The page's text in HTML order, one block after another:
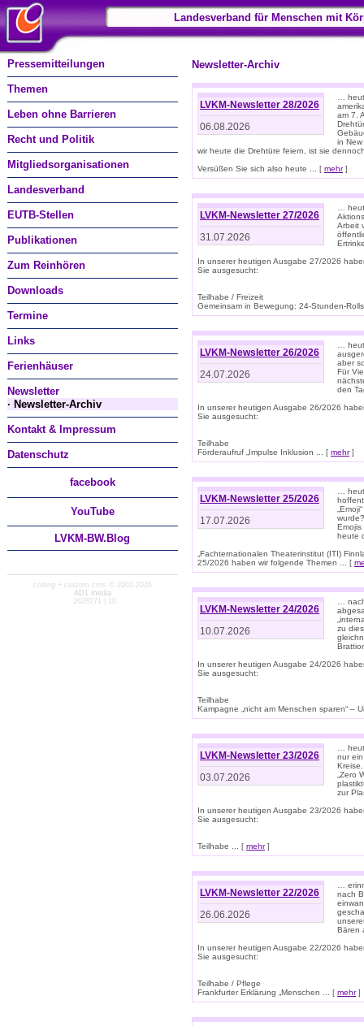
Landesverband für Menschen mit
Pressemitteilungen
Themen
Leben ohne Barrieren
Recht und Politik
Mitgliedsorganisationen
Landesverband
EUTB-Stellen
Publikationen
Zum Reinhören
Downloads
Termine
Links
Ferienhäuser
Newsletter
· Newsletter-Archiv
Kontakt & Impressum
Datenschutz
facebook
YouTube
LVKM-BW.Blog
coding + custom cms © 2002-2026
AD1 media
· 2628271 | 10
Newsletter-Archiv
LVKM-Newsletter 28/2026
06.08.2026
…
am 7.
in
wir heute die Drehtüre feiern, ist sie
Versüßen Sie sich also heute ... [ mehr]
LVKM-Newsletter 27/2026
31.07.2026
…
Arbeit
In unserer heutigen Ausgabe 27/2026
Sie ausgesucht:
Teilhabe / Freizeit
Gemeinsam in Bewegung: 24-Stunden-
LVKM-Newsletter 26/2026
24.07.2026
…
aber
Für
den
In unserer heutigen Ausgabe 26/2026
Sie ausgesucht:
Teilhabe
Förderaufruf „Impulse Inklusion ... [ mehr]
LVKM-Newsletter 25/2026
17.07.2026
…
Emojis
heute
„Fachternationalen Theaterinstitut (ITI)
25/2026 haben wir folgende Themen ... [
LVKM-Newsletter 24/2026
10.07.2026
…
zu
In unserer heutigen Ausgabe 24/2026
Sie ausgesucht:
Teilhabe
Kampagne „nicht am Menschen sparen“ –
LVKM-Newsletter 23/2026
03.07.2026
…
nur
„Zero
zur
In unserer heutigen Ausgabe 23/2026
Sie ausgesucht:
Teilhabe ... [ mehr]
LVKM-Newsletter 22/2026
26.06.2026
…
nach
Bären
In unserer heutigen Ausgabe 22/2026
Sie ausgesucht:
Teilhabe / Pflege
Frankfurter Erklärung „Menschen ... [ mehr]